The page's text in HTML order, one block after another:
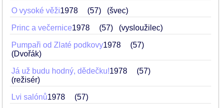
O vysoké věži1978 57 (švec)
Princ a večernice1978 57 (vysloužilec)
Pumpaři od Zlaté podkovy1978
57
(Dvořák)
Já už budu hodný, dědečku!1978
57
(režisér)
Lvi salónů1978 57